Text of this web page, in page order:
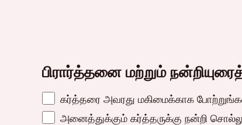
பிரார்த்தனை மற்றும்
கர்த்தரை அவரது மகிமைக்காக
அனைத்துக்கும் கர்த்தருக்கு நன்றி